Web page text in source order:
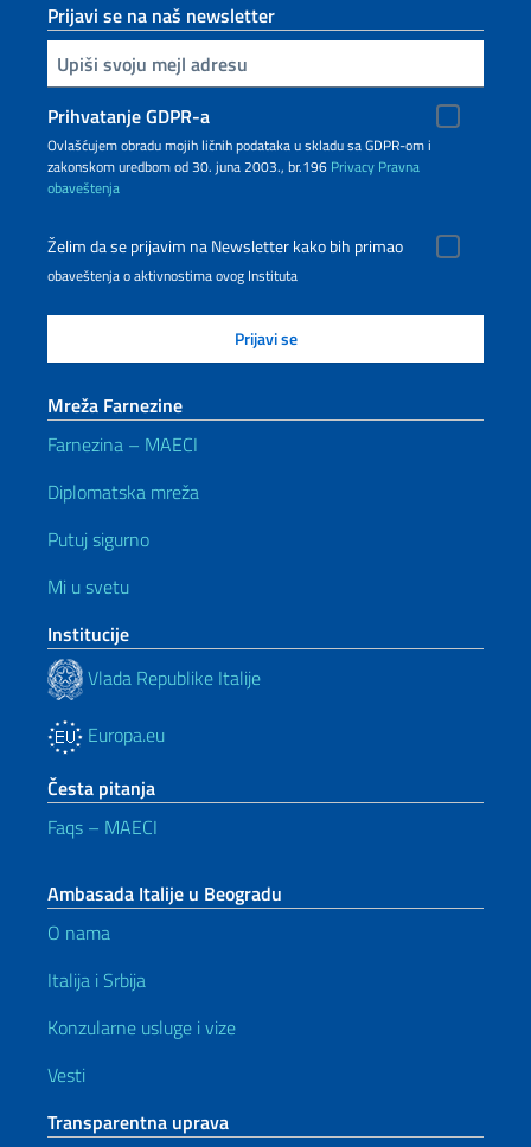
Prijavi se na naš newsletter
Upiši vaš imejl
Prihvatanje GDPR-a
Ovlašćujem obradu mojih ličnih podataka u skladu sa GDPR-om i
zakonskom uredbom od 30. juna 2003., br.196 Privacy Pravna
obaveštenja
Želim da se prijavim na Newsletter kako bih primao
obaveštenja o aktivnostima ovog Instituta
Mreža Farnezine
Farnezina – MAECI
Diplomatska mreža
Putuj sigurno
Mi u svetu
Institucije
Vlada Republike Italije
Europa.eu
Česta pitanja
Faqs – MAECI
Ambasada Italije u Beogradu
O nama
Italija i Srbija
Konzularne usluge i vize
Vesti
Transparentna uprava